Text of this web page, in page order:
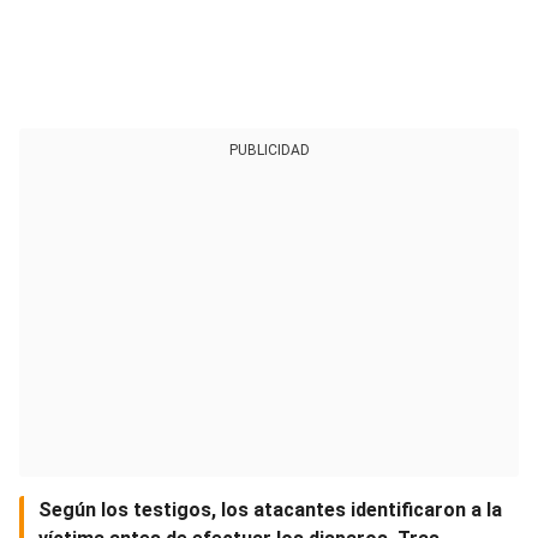
PUBLICIDAD
Según los testigos, los atacantes identificaron a la